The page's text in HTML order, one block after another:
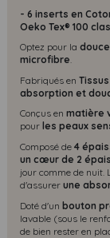
- 6 inserts en
Oeko Tex® 100
Optez pour la
microfibre.
Fabriqués en
absorption et
Conçus en matière
pour les peaux
Composé de 4
un cœur de 2
jour comme de nuit.
d'assurer une
Doté d'un bouton
lavable (sous le
de bien rester en